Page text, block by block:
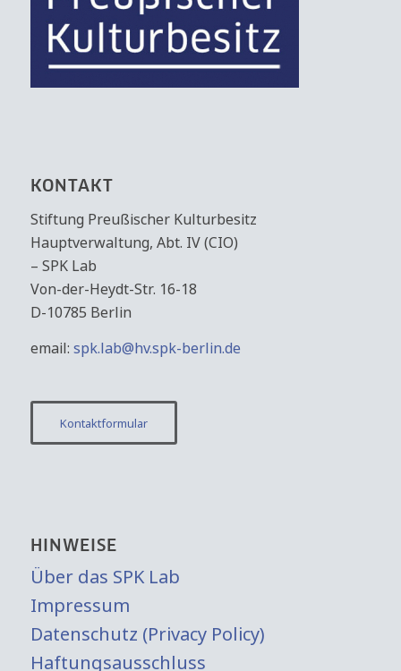
KONTAKT
Stiftung Preußischer Kulturbesitz
Hauptverwaltung, Abt. IV (CIO)
– SPK Lab
Von-der-Heydt-Str. 16-18
D-10785 Berlin
email: spk.lab@hv.spk-berlin.de
Kontaktformular
HINWEISE
Über das SPK Lab
Impressum
Datenschutz (Privacy Policy)
Haftungsausschluss